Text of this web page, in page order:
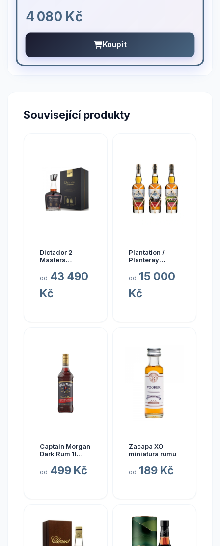
4 080 Kč
Koupit
Související produkty
Dictador 2
Masters
1977 45yo (3rd
od 43 490
Kč
Plantation /
Planteray
Sada Single
Cellar 2024
od 15 000
Kč
Captain Morgan
Dark Rum 1l
od 499 Kč
Zacapa XO
miniatura rumu
od 189 Kč